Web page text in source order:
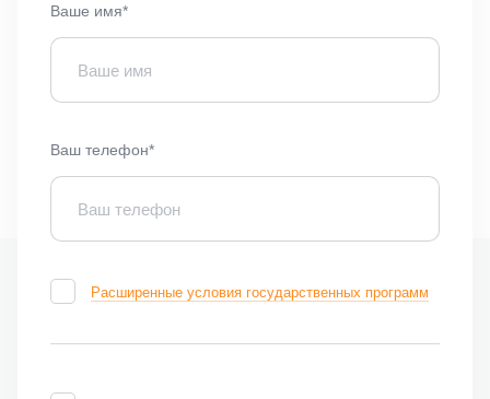
Ваше имя*
Ваш телефон*
Расширенные условия государственных программ